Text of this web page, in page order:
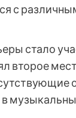
с
стало
второе